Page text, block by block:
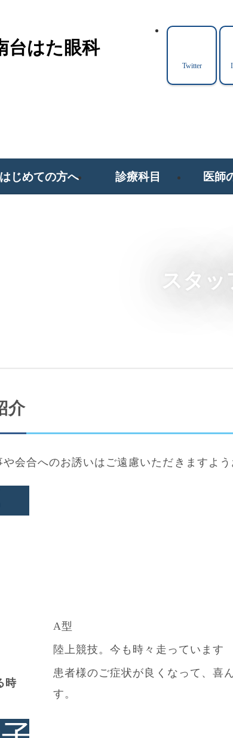
台はた眼科
Twitter
はじめての方へ 診療科目 医師
スタッ
介
会合へのお誘いはご遠慮いただきますよう
A型
陸上競技。今も時々走っています
時
患者様のご症状が良くなって、喜
す。